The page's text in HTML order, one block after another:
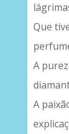
Que
A
A